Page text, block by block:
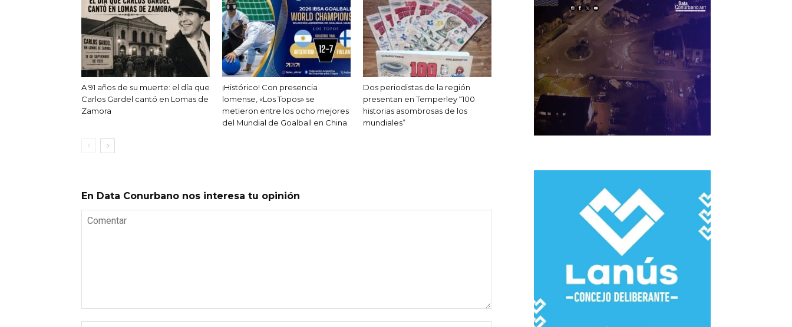
A 91 años de su muerte: el día que
Carlos Gardel cantó en Lomas de
Zamora
¡Histórico! Con presencia
lomense, «Los Topos» se
metieron entre los ocho mejores
del Mundial de Goalball en China
Dos periodistas de la región
presentan en Temperley “100
historias asombrosas de los
mundiales”
En Data Conurbano nos interesa tu opinión